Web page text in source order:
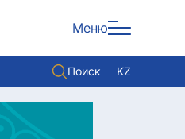
Меню
Поиск KZ